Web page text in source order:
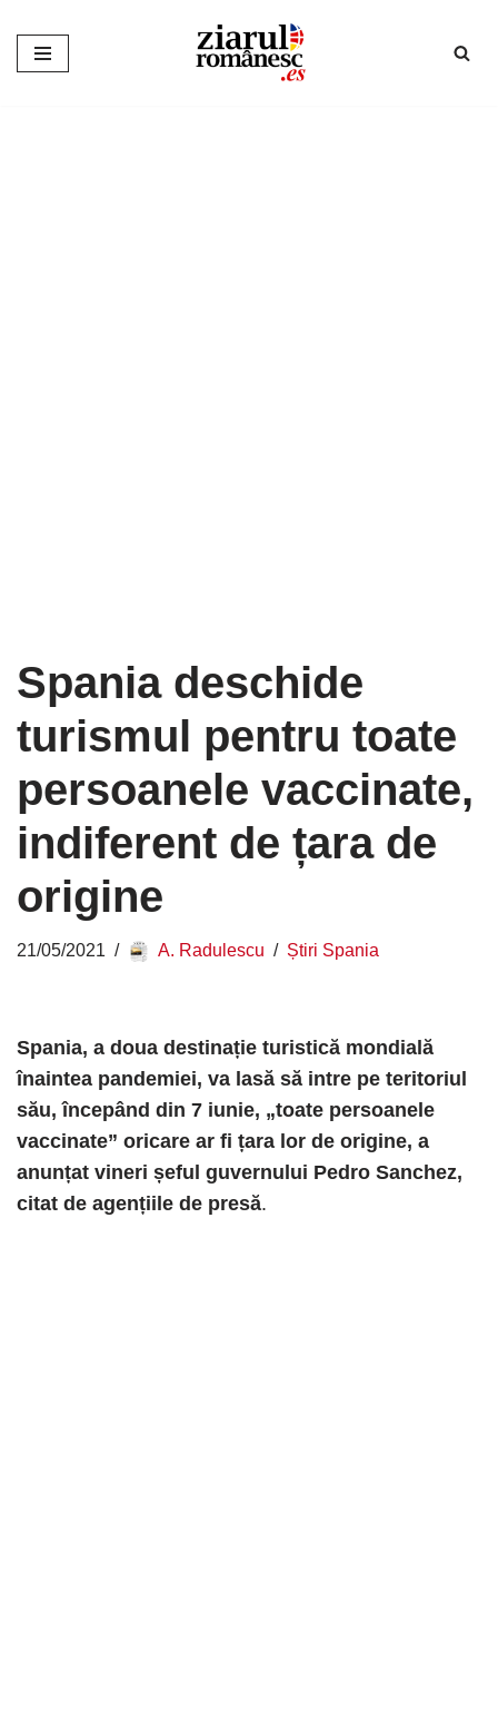
Sari
Spania deschide
turismul pentru toate
persoanele vaccinate,
indiferent de țara de
origine
21/05/2021 A. Radulescu Știri Spania
Spania, a doua destinație turistică mondială
înaintea pandemiei, va lasă să intre pe teritoriul
său, începând din 7 iunie, „toate persoanele
vaccinate” oricare ar fi țara lor de origine, a
anunțat vineri șeful guvernului Pedro Sanchez,
citat de agențiile de presă.